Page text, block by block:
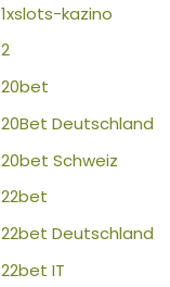
1xslots-kazino
2
20bet
20Bet Deutschland
20bet Schweiz
22bet
22bet Deutschland
22bet IT